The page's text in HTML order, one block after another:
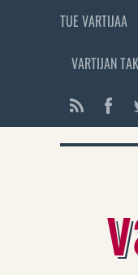
TUE VARTIJAA
VARTIJAN